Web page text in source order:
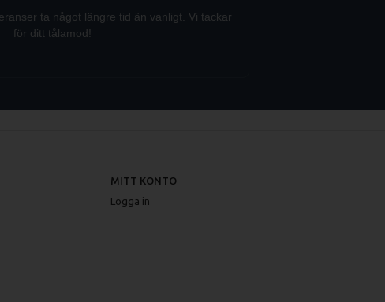
ta något längre tid än vanligt. Vi tackar
för ditt tålamod!
MITT KONTO
Logga in